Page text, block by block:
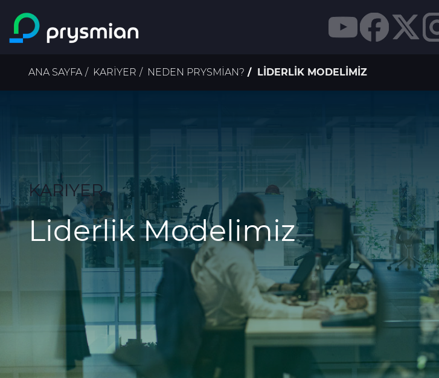
Ana içeriğe atla
Sayfa
yolu
ANA SAYFA KARIYER NEDEN PRYSMIAN? LIDERLIK MODELIMIZ
KARIYER
Liderlik Modelimiz